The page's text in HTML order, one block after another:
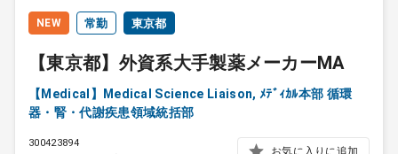
NEW 常勤 東京都
【東京都】外資系大手製薬メーカーMA
【Medical】Medical Science Liaison, ﾒﾃﾞｨｶﾙ本部 循環
器・腎・代謝疾患領域統括部
300423894
お気に入りに追加